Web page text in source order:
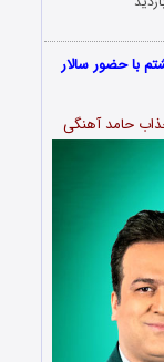
با حضور سالار